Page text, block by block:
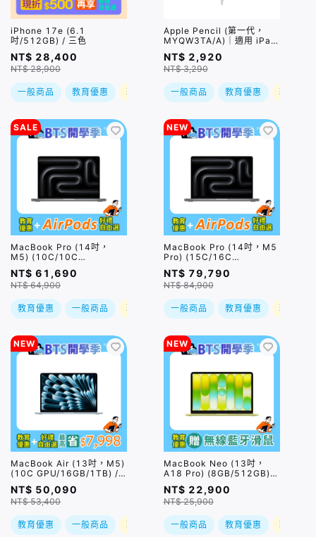
iPhone 17e (6.1
吋/512GB) / 三色
NT$ 28,400
NT$ 28,900
一般商品 教育優惠 現折
Apple Pencil (第一代，
MYQW3TA/A)｜適用 iPad
10 / iPad Air 3/ iPad mini
5 /iPad Pro
NT$ 2,920
NT$ 3,290
一般商品 教育優惠 現折
SALE
MacBook Pro (14吋，
M5) (10C/10C
GPU/16GB/1TB) / 兩色
(售價已折)｜預購，到貨後
依訂單順序出貨
NT$ 61,690
NT$ 64,900
教育優惠 一般商品 現折
NEW
MacBook Pro (14吋，M5
Pro) (15C/16C
GPU/24GB/1TB) / 兩色｜
預購，到貨後依訂單順序出
貨
NT$ 79,790
NT$ 84,900
一般商品 教育優惠 現折
NEW
MacBook Air (13吋，M5)
(10C GPU/16GB/1TB) /
四色｜預購，到貨後依訂單
順序出貨
NT$ 50,090
NT$ 53,400
教育優惠 一般商品 現折
NEW
MacBook Neo (13吋，
A18 Pro) (8GB/512GB) /
四色｜預購，到貨後依訂單
順序出貨
NT$ 22,900
NT$ 25,900
一般商品 教育優惠 現折